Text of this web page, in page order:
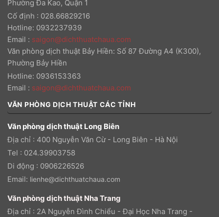
Phường Đa Kao, Quận 1
Cố định : 028.66829216
Hotline: 0932237939
Email : saigon@dichthuatchaua.com
Văn phòng dịch thuật Bảy Hiền: Số 87 Đường A4 (K300),
Phường Bảy Hiền
Hotline: 0936153363
Email : saigon@dichthuatchaua.com
VĂN PHÒNG DỊCH THUẬT CÁC TỈNH
Văn phòng dịch thuật Long Biên
Địa chỉ : 400 Nguyễn Văn Cừ - Long Biên - Hà Nội
Tel : 024.39903758
Di động : 0906226526
Email: lienhe@dichthuatchaua.com
Văn phòng dịch thuật Nha Trang
Địa chỉ : 2A Nguyễn Đình Chiểu - Đại Học Nha Trang -